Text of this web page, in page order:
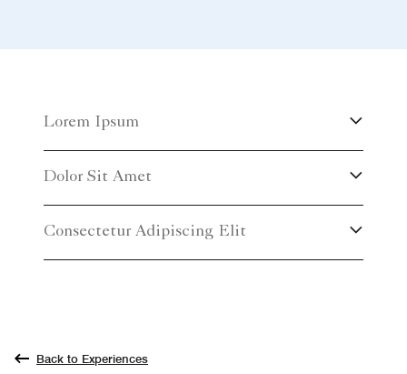
Lorem Ipsum
Dolor Sit Amet
Consectetur Adipiscing Elit
Back to Experiences